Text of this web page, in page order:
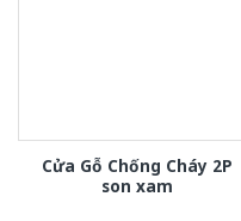
Cửa Gỗ Chống Cháy 2P
son xam